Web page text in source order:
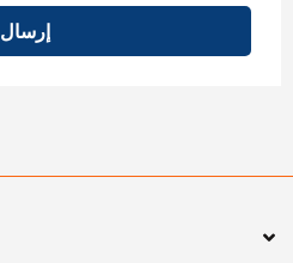
إرسال